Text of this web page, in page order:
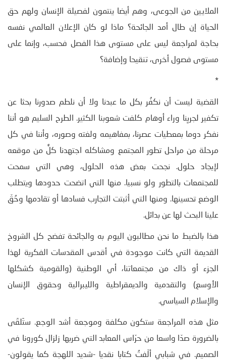
الملايين من الجوعى، وهم أيضا ينتمون لفصيلة الإنسان ولهم حق
الحياة إن طال أمد الجائحة؟ ماذا لو كان الإعلان العالمي نفسه
بحاجة لمراجعة ليس على مستوى هذا الفصل فحسب، وإنما على
مستوى فصول أخرى، تنقيحا وإضافة؟
*
القضية ليست أن نكفُر بكل ما عبدنا ولا أن نلطم صدورنا بحثا عن
تكفير لجريِنا وراء أوهام كلفت شعوبنا الكثير. الطرح السليم هو أننا
نفكر دوما بمعطيات عصرنا، بمفاهيمه ولغته وصوره، وأننا في كل
مرحلة من مراحل تطور المجتمع ومشاكله اجتهدنا كلٌّ من موقعه
لإيجاد حلول. نجحت بعض هذه الحلول، وهي التي سمحت
للمجتمعات بالتطور ولو نسبيا. منها التي اتضحت حدودها ويتطلب
الوضع تحسينها. ومنها التي أثبتت التجارب فسادها أو تقادمها وحُقّ
علينا البحث لها عن بدائل.
هذا بالضبط ما نحن مطالبون اليوم به والجائحة تفضح كل الشروخ
القديمة التي كانت موجودة في أقدس المقدسات الفكرية لهذا
الجزء أو ذاك من مجتمعاتنا، أي الوطنية (والقومية كشكلها
الأوسع) والتقدمية والديمقراطية والليبرالية وحقوق الإنسان
والإسلام السياسي.
مثل هذه المراجعة ستكون مكلفة وموجعة أشد الوجع. ستَلقَى
بالضرورة صدّا واسعا من حرّاس المعابد التي ضربها زلزال كورونا في
الصميم. في شبابي ألّفتُ كتابا نقديا -شديد اللهجة كما يقولون-